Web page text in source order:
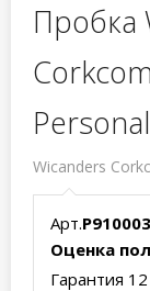
Пробка
Wicanders
Арт.P910003
Оценка
Гарантия